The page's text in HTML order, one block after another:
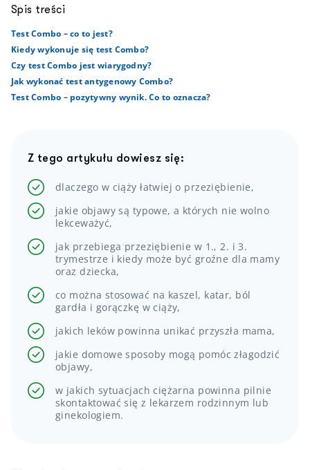
Spis treści
Test Combo – co to jest?
Kiedy wykonuje się test Combo?
Czy test Combo jest wiarygodny?
Jak wykonać test antygenowy Combo?
Test Combo – pozytywny wynik. Co to oznacza?
Z tego artykułu dowiesz się:
dlaczego w ciąży łatwiej o przeziębienie,
jakie objawy są typowe, a których nie wolno
lekceważyć,
jak przebiega przeziębienie w 1., 2. i 3.
trymestrze i kiedy może być groźne dla mamy
oraz dziecka,
co można stosować na kaszel, katar, ból
gardła i gorączkę w ciąży,
jakich leków powinna unikać przyszła mama,
jakie domowe sposoby mogą pomóc złagodzić
objawy,
w jakich sytuacjach ciężarna powinna pilnie
skontaktować się z lekarzem rodzinnym lub
ginekologiem.